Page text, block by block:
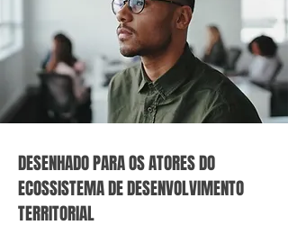
DESENHADO PARA OS ATORES DO
ECOSSISTEMA DE DESENVOLVIMENTO
TERRITORIAL